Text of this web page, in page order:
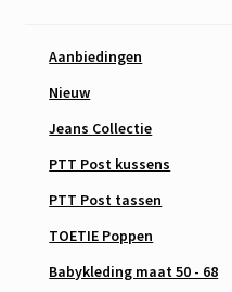
Aanbiedingen
Nieuw
Jeans Collectie
PTT Post kussens
PTT Post tassen
TOETIE Poppen
Babykleding maat 50 - 68